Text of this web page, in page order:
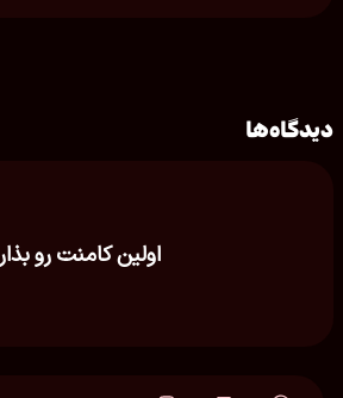
دیدگاه‌ها
اولین کامنت رو